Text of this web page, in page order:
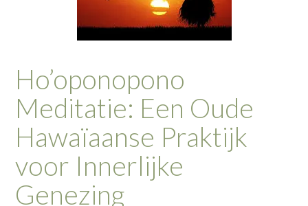
Ho’oponopono
Meditatie: Een Oude
Hawaïaanse Praktijk
voor Innerlijke
Genezing